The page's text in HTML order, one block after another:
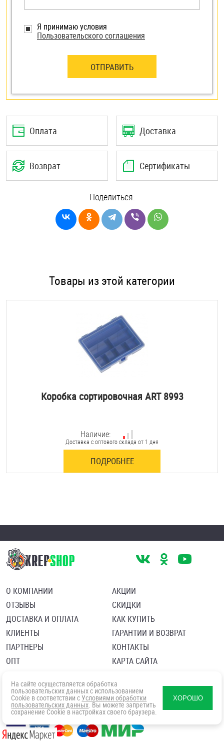
Я принимаю условия
Пользовательского соглашения
ОТПРАВИТЬ
Оплата Доставка
Возврат Сертификаты
Поделиться:
Товары из этой категории
Коробка сортировочная ART 8993
Наличие:
Доставка с оптового склада от 1 дня
ПОДРОБНЕЕ
О КОМПАНИИ
ОТЗЫВЫ
ДОСТАВКА И ОПЛАТА
КЛИЕНТЫ
ПАРТНЕРЫ
ОПТ
АКЦИИ
СКИДКИ
КАК КУПИТЬ
ГАРАНТИИ И ВОЗВРАТ
КОНТАКТЫ
КАРТА САЙТА
Политика в отношении обработки персональных данных
Согласие посетителя сайта на обработку персональных данны
На сайте осуществляется обработка
пользовательских данных с использованием
Cookie в соответствии с Условиями обработки
пользовательских данных. Вы можете запретить
сохранение Cookie в настройках своего браузера.
ХОРОШО